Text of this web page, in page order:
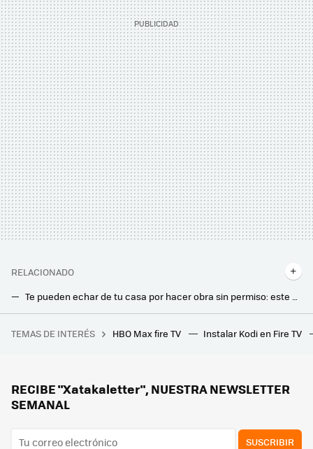
RELACIONADO
Te pueden echar de tu casa por hacer obra sin permiso: este es el motivo que aparece en la Ley de Propiedad Horizontal
Christopher Nolan replica al derrotismo de Matt Damon sobre 'La Odisea': "El cine es vital y esencial, y sigue transformándose"
TEMAS DE INTERÉS HBO Max fire TV Instalar Kodi en Fire TV
RECIBE "Xatakaletter", NUESTRA NEWSLETTER
SEMANAL
SUSCRIBIR